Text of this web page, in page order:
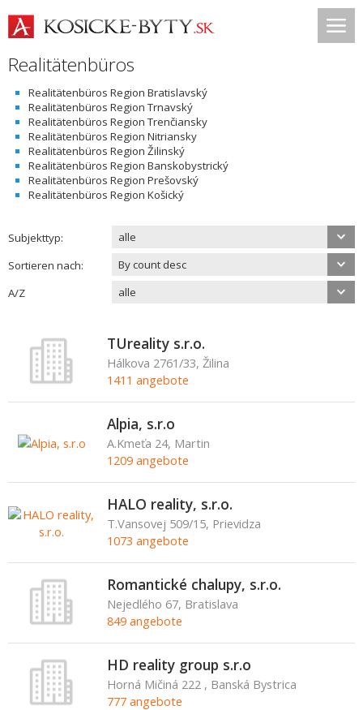
Realitätenbüros
Realitätenbüros Region Bratislavský
Realitätenbüros Region Trnavský
Realitätenbüros Region Trenčiansky
Realitätenbüros Region Nitriansky
Realitätenbüros Region Žilinský
Realitätenbüros Region Banskobystrický
Realitätenbüros Region Prešovský
Realitätenbüros Region Košický
Subjekttyp:
alle
Sortieren nach:
By count desc
A/Z
alle
TUreality s.r.o.
Hálkova 2761/33, Žilina
1411 angebote
Alpia, s.r.o
A.Kmeťa 24, Martin
1209 angebote
HALO reality, s.r.o.
T.Vansovej 509/15, Prievidza
1073 angebote
Romantické chalupy, s.r.o.
Nejedlého 67, Bratislava
849 angebote
HD reality group s.r.o
Horná Mičiná 222 , Banská Bystrica
777 angebote